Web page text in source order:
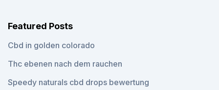
Featured Posts
Cbd in golden colorado
Thc ebenen nach dem rauchen
Speedy naturals cbd drops bewertung